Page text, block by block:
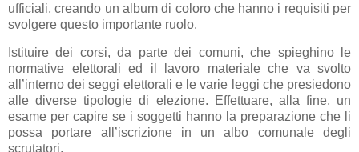
ufficiali, creando un album di coloro che hanno i requisiti per
svolgere questo importante ruolo.
Istituire dei corsi, da parte dei comuni, che spieghino le
normative elettorali ed il lavoro materiale che va svolto
all’interno dei seggi elettorali e le varie leggi che presiedono
alle diverse tipologie di elezione. Effettuare, alla fine, un
esame per capire se i soggetti hanno la preparazione che li
possa portare all’iscrizione in un albo comunale degli
scrutatori.